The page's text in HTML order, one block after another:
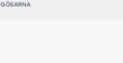
GÖSARNA